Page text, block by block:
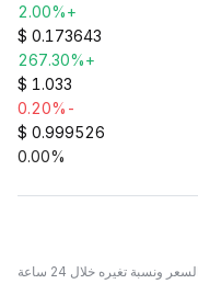
+2.00%
$ 0.173643
+267.30%
$ 1.033
-0.20%
$ 0.999526
0.00%
السعر ونسبة تغيره خلال 24 ساعة